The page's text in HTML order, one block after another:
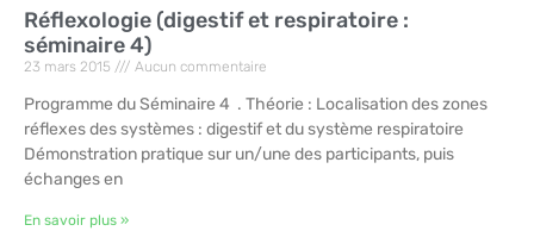
Réflexologie (digestif et respiratoire :
séminaire 4)
23 mars 2015 Aucun commentaire
Programme du Séminaire 4 . Théorie : Localisation des zones
réflexes des systèmes : digestif et du système respiratoire
Démonstration pratique sur un/une des participants, puis
échanges en
En savoir plus »